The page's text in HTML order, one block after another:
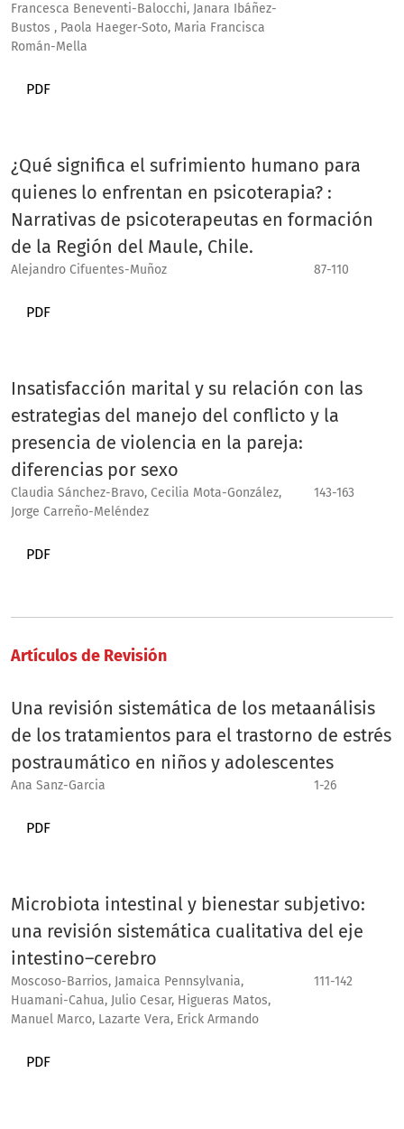
Francesca Beneventi-Balocchi, Janara Ibáñez-
Bustos , Paola Haeger-Soto, Maria Francisca
Román-Mella
PDF
¿Qué significa el sufrimiento humano para
quienes lo enfrentan en psicoterapia? :
Narrativas de psicoterapeutas en formación
de la Región del Maule, Chile.
Alejandro Cifuentes-Muñoz 87-110
PDF
Insatisfacción marital y su relación con las
estrategias del manejo del conflicto y la
presencia de violencia en la pareja:
diferencias por sexo
Claudia Sánchez-Bravo, Cecilia Mota-González,
Jorge Carreño-Meléndez
143-163
PDF
Artículos de Revisión
Una revisión sistemática de los metaanálisis
de los tratamientos para el trastorno de estrés
postraumático en niños y adolescentes
Ana Sanz-Garcia 1-26
PDF
Microbiota intestinal y bienestar subjetivo:
una revisión sistemática cualitativa del eje
intestino–cerebro
Moscoso-Barrios, Jamaica Pennsylvania,
Huamani-Cahua, Julio Cesar, Higueras Matos,
Manuel Marco, Lazarte Vera, Erick Armando
111-142
PDF